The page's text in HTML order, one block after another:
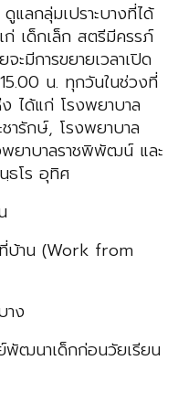
ลกลุ่มเปราะบางที่ได้
เด็กเล็ก สตรีมีครรภ์
ะมีการขยายเวลาเปิด
น. ทุกวันในช่วงที่
ได้แก่ โรงพยาบาล
ารักษ์, โรงพยาบาล
ยาบาลราชพิพัฒน์ และ
ธโร อุทิศ
บ้าน (Work from
าง
พัฒนาเด็กก่อนวัยเรียน